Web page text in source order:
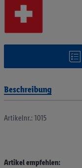
Beschreibung
Artikelnr.: 1015
Artikel empfehlen: